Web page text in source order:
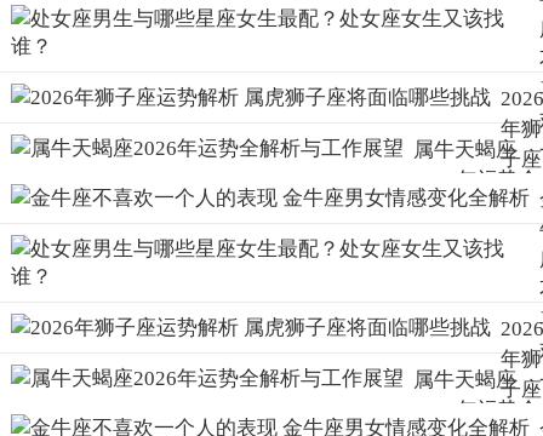
会多加辩驳，任由感情走向低谷，陷入无法挽回的境地。
4. 不再迁就你
金牛男虽然不擅长说情话，但他们非常懂得为别人考虑。在
感情初期，他们会无限度地迁就你的小脾气，生活中的大小
事都由你做主，自己毫无怨言地付出。然而，如果有一天金
牛男改变了这一切，不再愿意迁就你，他们的世界便不再以
你为中心，那么他们肯定已经不再爱你了。
年狮
子座
运势
解析
属虎
狮子
座将
面临
哪些
挑战
属牛天蝎座
2026年运势全
解析与工作展
望
年狮
子座
运势
属牛天蝎座
2026年运势全